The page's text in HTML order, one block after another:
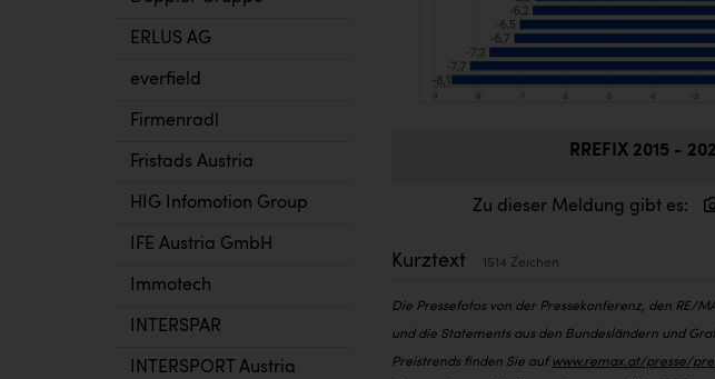
ERLUS AG
everfield
Firmenradl
Fristads Austria
HIG Infomotion Group
IFE Austria GmbH
Immotech
INTERSPAR
INTERSPORT Austria
RREFIX 2015 -
Zu dieser Meldung gibt es:
Kurztext 1514 Zeichen
Die Pressefotos von der Pressekonferenz, den RE/
und die Statements aus den Bundesländern und
Preistrends finden Sie auf www.remax.at/presse/